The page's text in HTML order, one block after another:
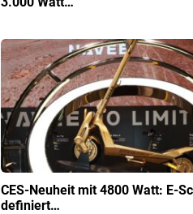
CES-Neuheit mit 4800 Watt: E-
definiert…